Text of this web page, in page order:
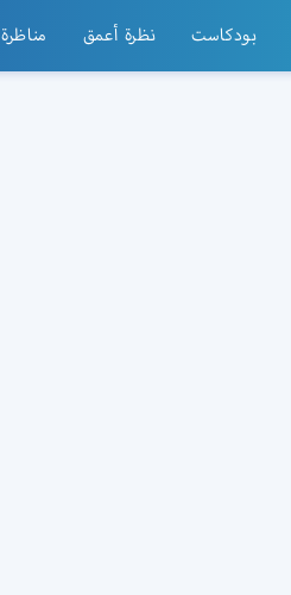
بودكاست نظرة أعمق مناظرة